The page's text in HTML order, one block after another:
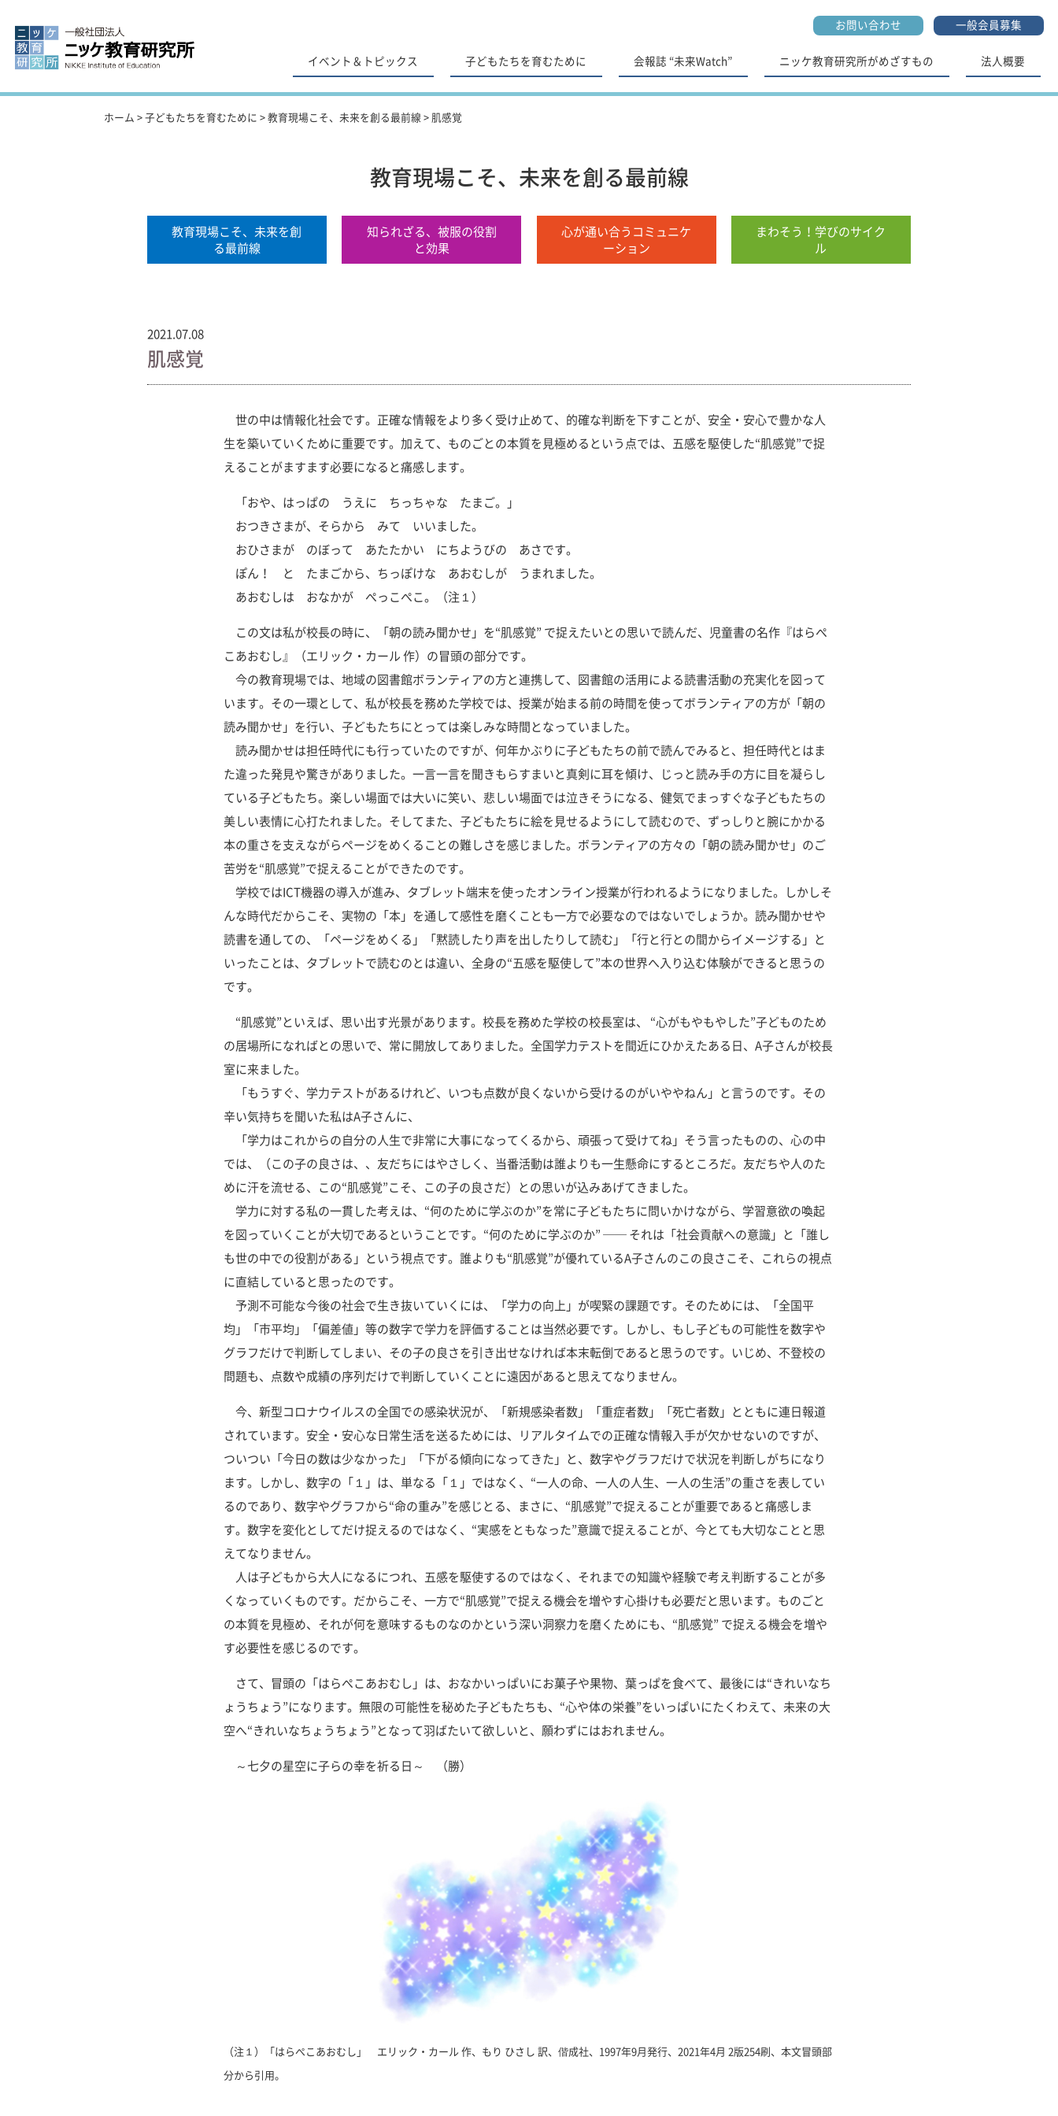
イベント＆トピックス 子どもたちを育むために 会報誌 “未来Watch” ニッケ教育研究所がめざすもの 法人概要
お問い合わせ 一般会員募集
ホーム > 子どもたちを育むために > 教育現場こそ、未来を創る最前線 > 肌感覚
教育現場こそ、未来を創る最前線
教育現場こそ、未来を創
る最前線
知られざる、被服の役割
と効果
心が通い合うコミュニケ
ーション
まわそう！学びのサイク
ル
2021.07.08
肌感覚
世の中は情報化社会です。正確な情報をより多く受け止めて、的確な判断を下すことが、安全・安心で豊かな人
生を築いていくために重要です。加えて、ものごとの本質を見極めるという点では、五感を駆使した“肌感覚”で捉
えることがますます必要になると痛感します。
「おや、はっぱの うえに ちっちゃな たまご。」
おつきさまが、そらから みて いいました。
おひさまが のぼって あたたかい にちようびの あさです。
ぽん！ と たまごから、ちっぽけな あおむしが うまれました。
あおむしは おなかが ぺっこぺこ。（注１）
この文は私が校長の時に、「朝の読み聞かせ」を“肌感覚” で捉えたいとの思いで読んだ、児童書の名作『はらぺ
こあおむし』（エリック・カール 作）の冒頭の部分です。
今の教育現場では、地域の図書館ボランティアの方と連携して、図書館の活用による読書活動の充実化を図って
います。その一環として、私が校長を務めた学校では、授業が始まる前の時間を使ってボランティアの方が「朝の
読み聞かせ」を行い、子どもたちにとっては楽しみな時間となっていました。
読み聞かせは担任時代にも行っていたのですが、何年かぶりに子どもたちの前で読んでみると、担任時代とはま
た違った発見や驚きがありました。一言一言を聞きもらすまいと真剣に耳を傾け、じっと読み手の方に目を凝らし
ている子どもたち。楽しい場面では大いに笑い、悲しい場面では泣きそうになる、健気でまっすぐな子どもたちの
美しい表情に心打たれました。そしてまた、子どもたちに絵を見せるようにして読むので、ずっしりと腕にかかる
本の重さを支えながらページをめくることの難しさを感じました。ボランティアの方々の「朝の読み聞かせ」のご
苦労を“肌感覚”で捉えることができたのです。
学校ではICT機器の導入が進み、タブレット端末を使ったオンライン授業が行われるようになりました。しかしそ
んな時代だからこそ、実物の「本」を通して感性を磨くことも一方で必要なのではないでしょうか。読み聞かせや
読書を通しての、「ページをめくる」「黙読したり声を出したりして読む」「行と行との間からイメージする」と
いったことは、タブレットで読むのとは違い、全身の“五感を駆使して”本の世界へ入り込む体験ができると思うの
です。
“肌感覚”といえば、思い出す光景があります。校長を務めた学校の校長室は、 “心がもやもやした”子どものため
の居場所になればとの思いで、常に開放してありました。全国学力テストを間近にひかえたある日、A子さんが校長
室に来ました。
「もうすぐ、学力テストがあるけれど、いつも点数が良くないから受けるのがいややねん」と言うのです。その
辛い気持ちを聞いた私はA子さんに、
「学力はこれからの自分の人生で非常に大事になってくるから、頑張って受けてね」そう言ったものの、心の中
では、（この子の良さは、、友だちにはやさしく、当番活動は誰よりも一生懸命にするところだ。友だちや人のた
めに汗を流せる、この“肌感覚”こそ、この子の良さだ）との思いが込みあげてきました。
学力に対する私の一貫した考えは、“何のために学ぶのか”を常に子どもたちに問いかけながら、学習意欲の喚起
を図っていくことが大切であるということです。“何のために学ぶのか” ── それは「社会貢献への意識」と「誰し
も世の中での役割がある」という視点です。誰よりも“肌感覚”が優れているA子さんのこの良さこそ、これらの視点
に直結していると思ったのです。
予測不可能な今後の社会で生き抜いていくには、「学力の向上」が喫緊の課題です。そのためには、「全国平
均」「市平均」「偏差値」等の数字で学力を評価することは当然必要です。しかし、もし子どもの可能性を数字や
グラフだけで判断してしまい、その子の良さを引き出せなければ本末転倒であると思うのです。いじめ、不登校の
問題も、点数や成績の序列だけで判断していくことに遠因があると思えてなりません。
今、新型コロナウイルスの全国での感染状況が、「新規感染者数」「重症者数」「死亡者数」とともに連日報道
されています。安全・安心な日常生活を送るためには、リアルタイムでの正確な情報入手が欠かせないのですが、
ついつい「今日の数は少なかった」「下がる傾向になってきた」と、数字やグラフだけで状況を判断しがちになり
ます。しかし、数字の「１」は、単なる「１」ではなく、“一人の命、一人の人生、一人の生活”の重さを表してい
るのであり、数字やグラフから“命の重み”を感じとる、まさに、“肌感覚”で捉えることが重要であると痛感しま
す。数字を変化としてだけ捉えるのではなく、“実感をともなった”意識で捉えることが、今とても大切なことと思
えてなりません。
人は子どもから大人になるにつれ、五感を駆使するのではなく、それまでの知識や経験で考え判断することが多
くなっていくものです。だからこそ、一方で“肌感覚”で捉える機会を増やす心掛けも必要だと思います。ものごと
の本質を見極め、それが何を意味するものなのかという深い洞察力を磨くためにも、“肌感覚” で捉える機会を増や
す必要性を感じるのです。
さて、冒頭の「はらぺこあおむし」は、おなかいっぱいにお菓子や果物、葉っぱを食べて、最後には“きれいなち
ょうちょう”になります。無限の可能性を秘めた子どもたちも、“心や体の栄養”をいっぱいにたくわえて、未来の大
空へ“きれいなちょうちょう”となって羽ばたいて欲しいと、願わずにはおれません。
～七夕の星空に子らの幸を祈る日～ （勝）
（注１）「はらぺこあおむし」 エリック・カール 作、もり ひさし 訳、偕成社、1997年9月発行、2021年4月 2版254刷、本文冒頭部
分から引用。